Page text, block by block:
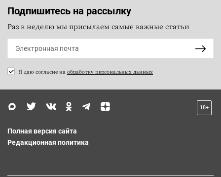
Подпишитесь на рассылку
Раз в неделю мы присылаем самые важные статьи
Я даю согласие на обработку персональных данных
18+
Полная версия сайта
Редакционная политика